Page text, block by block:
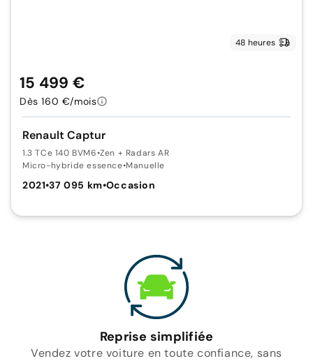
48 heures
Renault Captur
1.3 TCe 140 BVM6•Zen + Radars AR
Micro-hybride essence•Manuelle
2021•37 095 km•Occasion
15 499 €
Dès 160 €/mois
Reprise simplifiée
Vendez votre voiture en toute confiance, sans